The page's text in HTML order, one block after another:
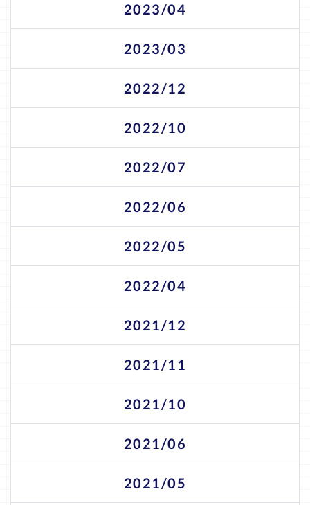
2023/04
2023/03
2022/12
2022/10
2022/07
2022/06
2022/05
2022/04
2021/12
2021/11
2021/10
2021/06
2021/05